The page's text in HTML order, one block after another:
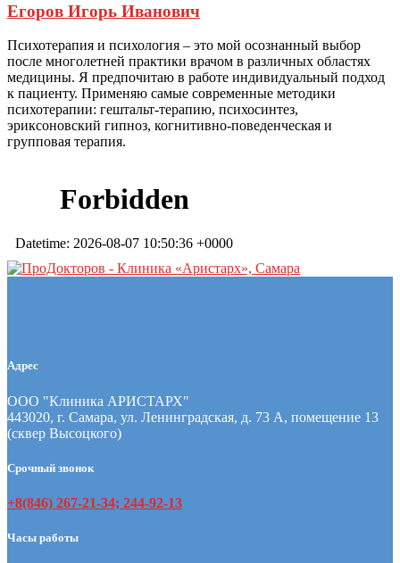
Егоров Игорь Иванович
Психотерапия и психология – это мой осознанный выбор
после многолетней практики врачом в различных областях
медицины. Я предпочитаю в работе индивидуальный подход
к пациенту. Применяю самые современные методики
психотерапии: гештальт-терапию, психосинтез,
эриксоновский гипноз, когнитивно-поведенческая и
групповая терапия.
Адрес
ООО "Клиника АРИСТАРХ"
443020, г. Самара, ул. Ленинградская, д. 73 А, помещение 13
(сквер Высоцкого)
Срочный звонок
+8(846) 267-21-34; 244-92-13
Часы работы